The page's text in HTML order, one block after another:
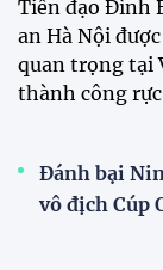
Bóng đá
AFC
Bóng đá nữ
giải 2026